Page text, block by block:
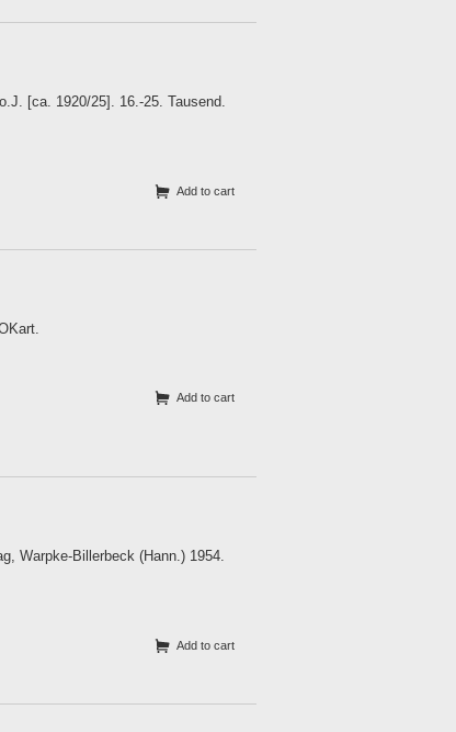
[ca. 1920/25]. 16.-25. Tausend.
Add to cart
Add to cart
Warpke-Billerbeck (Hann.) 1954.
Add to cart